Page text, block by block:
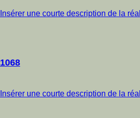
Insérer une courte description de la
1068
Insérer une courte description de la